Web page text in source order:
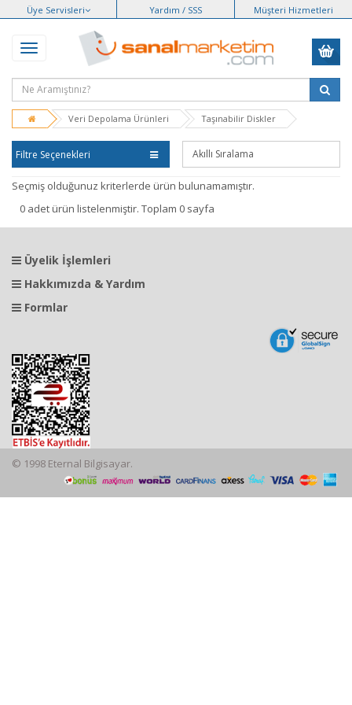
Üye Servisleri Yardım / SSS Müşteri Hizmetleri
Veri Depolama Ürünleri Taşınabilir Diskler
Filtre Seçenekleri
Seçmiş olduğunuz kriterlerde ürün bulunamamıştır.
0 adet ürün listelenmiştir. Toplam 0 sayfa
Üyelik İşlemleri
Hakkımızda & Yardım
Formlar
© 1998 Eternal Bilgisayar.